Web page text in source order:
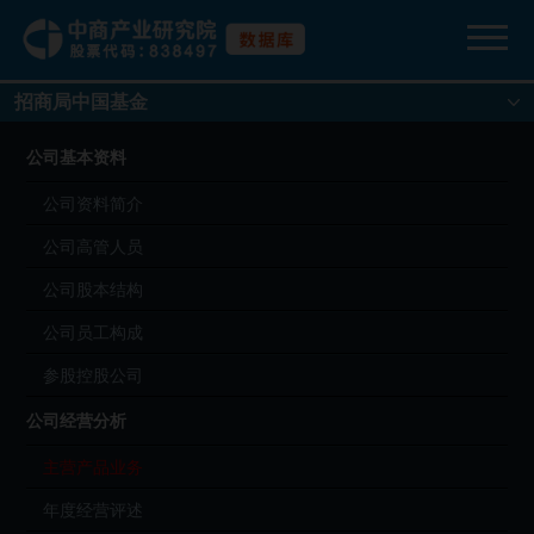
招商局中国基金
公司基本资料
公司资料简介
公司高管人员
公司股本结构
公司员工构成
参股控股公司
公司经营分析
主营产品业务
年度经营评述